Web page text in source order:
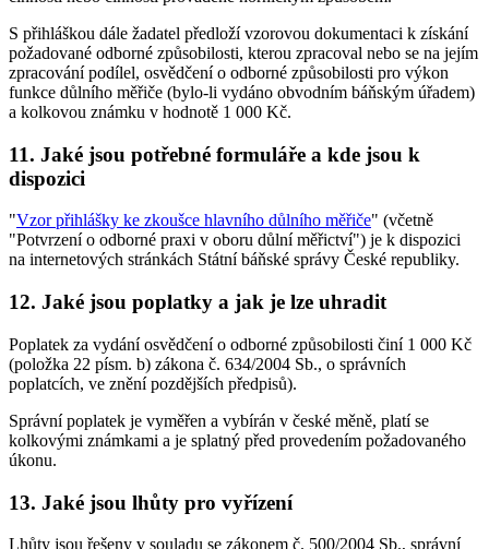
S přihláškou dále žadatel předloží vzorovou dokumentaci k získání
požadované odborné způsobilosti, kterou zpracoval nebo se na jejím
zpracování podílel, osvědčení o odborné způsobilosti pro výkon
funkce důlního měřiče (bylo-li vydáno obvodním báňským úřadem)
a kolkovou známku v hodnotě 1 000 Kč.
11. Jaké jsou potřebné formuláře a kde jsou k
dispozici
"Vzor přihlášky ke zkoušce hlavního důlního měřiče" (včetně
"Potvrzení o odborné praxi v oboru důlní měřictví") je k dispozici
na internetových stránkách Státní báňské správy České republiky.
12. Jaké jsou poplatky a jak je lze uhradit
Poplatek za vydání osvědčení o odborné způsobilosti činí 1 000 Kč
(položka 22 písm. b) zákona č. 634/2004 Sb., o správních
poplatcích, ve znění pozdějších předpisů).
Správní poplatek je vyměřen a vybírán v české měně, platí se
kolkovými známkami a je splatný před provedením požadovaného
úkonu.
13. Jaké jsou lhůty pro vyřízení
Lhůty jsou řešeny v souladu se zákonem č. 500/2004 Sb., správní